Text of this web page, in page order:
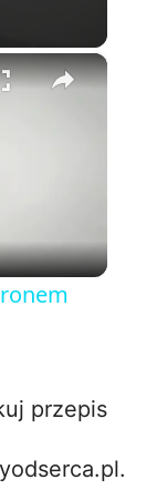
×
przepis